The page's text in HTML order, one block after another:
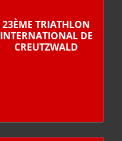
23ÈME TRIATHLON
INTERNATIONAL DE
CREUTZWALD